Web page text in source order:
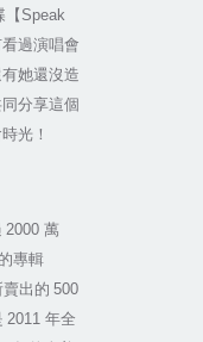
【 Speak
過演唱會
她還沒造
分享這個
光！
2000 萬
專輯
出的 500
2011 年全